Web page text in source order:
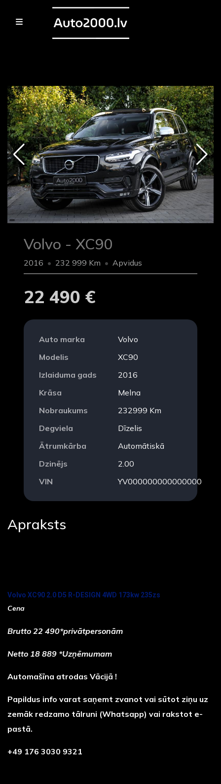
Volvo - XC90
2016 232 999 Km Apvidus
22 490 €
Auto marka
Volvo
Modelis
XC90
Izlaiduma gads
2016
Krāsa
Melna
Nobraukums
232999 Km
Degviela
Dīzelis
Ātrumkārba
Automātiskā
Dzinējs
2.00
VIN
YV000000000000000
Apraksts
Volvo XC90 2.0 D5 R-DESIGN 4WD 173kw 235zs
Cena
Brutto 22 490*privātpersonām
Netto 18 889 *Uzņēmumam
Automašīna atrodas Vācijā !
Papildus info varat saņemt zvanot vai sūtot ziņu uz
zemāk redzamo tālruni (Whatsapp) vai rakstot e-
pastā.
+49 176 3030 9321